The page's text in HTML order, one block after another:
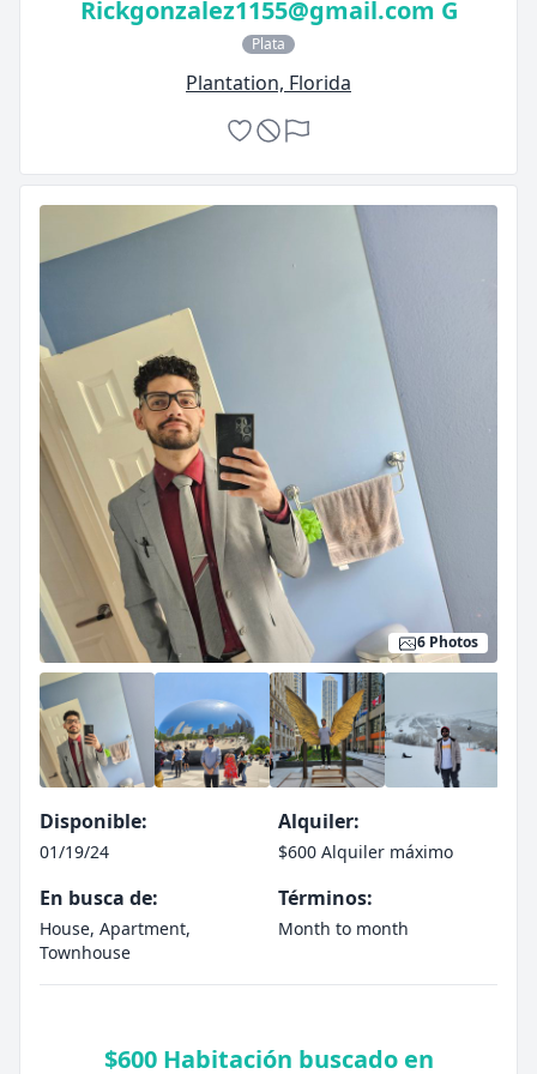
Rickgonzalez1155@gmail.com G
Plata
Plantation, Florida
6 Photos
Disponible:
01/19/24
Alquiler:
$600 Alquiler máximo
En busca de:
House, Apartment,
Townhouse
Términos:
Month to month
$600 Habitación buscado en